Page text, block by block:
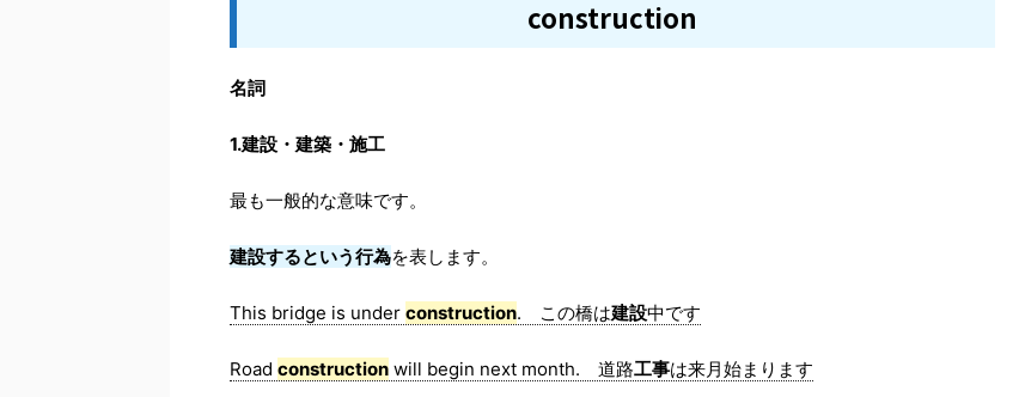
construction
名詞
1.建設・建築・施工
最も一般的な意味です。
建設するという行為を表します。
This bridge is under construction. この橋は建設中です
Road construction will begin next month. 道路工事は来月始まります